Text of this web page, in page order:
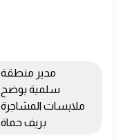
مدير منطقة
سلمية يوضح
ملابسات المشاجرة
بريف حماة